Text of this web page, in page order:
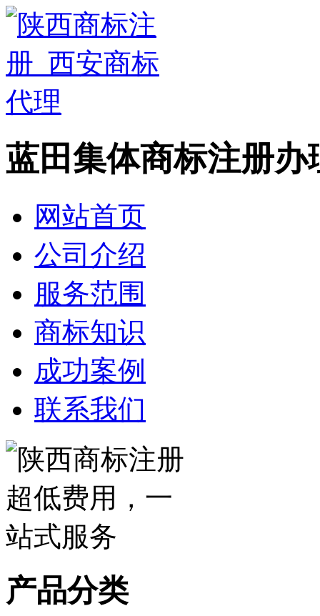
蓝田集体商标注册办
网站首页
公司介绍
服务范围
商标知识
成功案例
联系我们
产品分类